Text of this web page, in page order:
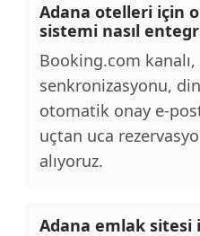
Adana otelleri için
sistemi nasıl
Booking.com
senkronizasyonu,
otomatik onay e-
uçtan uca
alıyoruz.
Adana emlak